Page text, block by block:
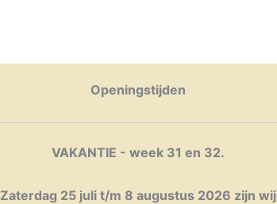
Openingstijden
VAKANTIE - week 31 en 32.
Zaterdag 25 juli t/m 8 augustus 2026 zijn wij